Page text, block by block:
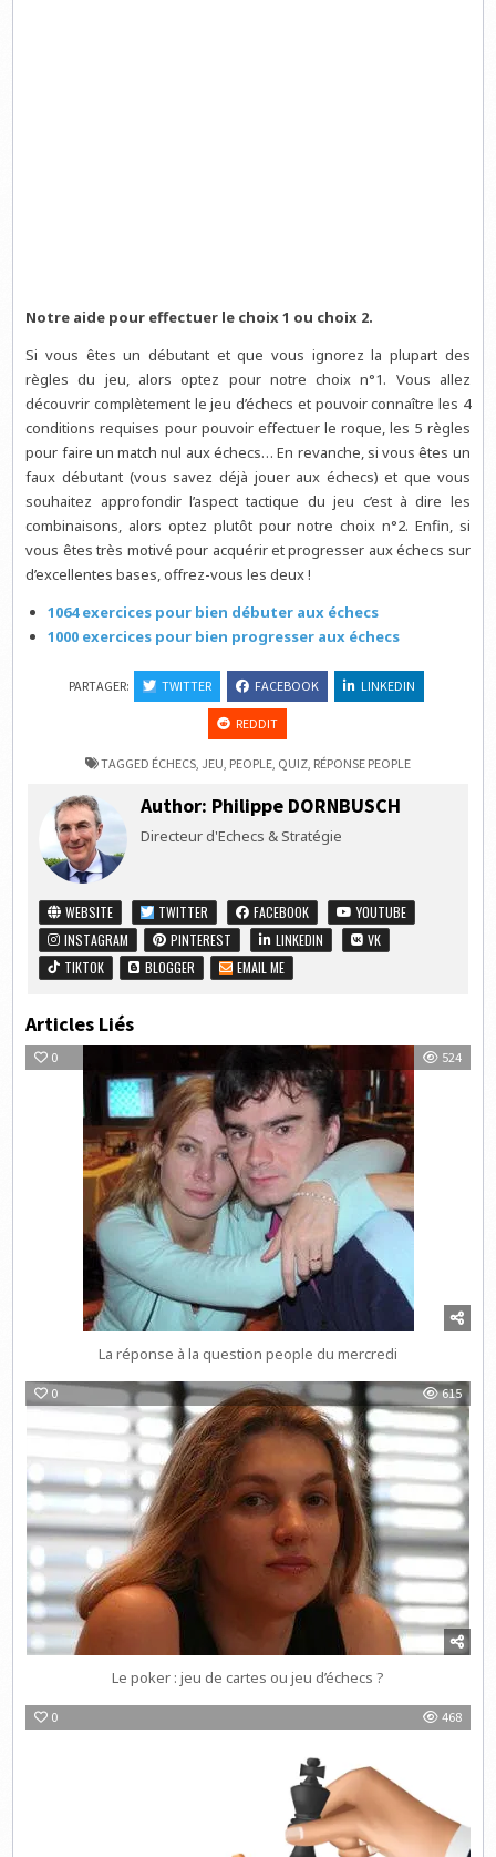
Notre aide pour effectuer le choix 1 ou choix 2.
Si vous êtes un débutant et que vous ignorez la plupart des
règles du jeu, alors optez pour notre choix n°1. Vous allez
découvrir complètement le jeu d’échecs et pouvoir connaître les 4
conditions requises pour pouvoir effectuer le roque, les 5 règles
pour faire un match nul aux échecs… En revanche, si vous êtes un
faux débutant (vous savez déjà jouer aux échecs) et que vous
souhaitez approfondir l’aspect tactique du jeu c’est à dire les
combinaisons, alors optez plutôt pour notre choix n°2. Enfin, si
vous êtes très motivé pour acquérir et progresser aux échecs sur
d’excellentes bases, offrez-vous les deux !
1064 exercices pour bien débuter aux échecs
1000 exercices pour bien progresser aux échecs
PARTAGER: TWITTER FACEBOOK LINKEDIN
REDDIT
TAGGED ÉCHECS, JEU, PEOPLE, QUIZ, RÉPONSE PEOPLE
Author: Philippe DORNBUSCH
Directeur d'Echecs & Stratégie
WEBSITE TWITTER FACEBOOK
YOUTUBE
INSTAGRAM
PINTEREST LINKEDIN
VK
TIKTOK
BLOGGER EMAIL ME
Articles Liés
0 524
La réponse à la question people du mercredi
0 615
Le poker : jeu de cartes ou jeu d’échecs ?
0 468